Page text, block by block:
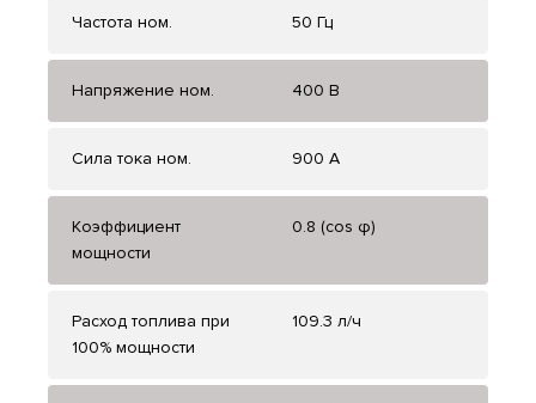
Частота ном. 50 Гц
Напряжение ном. 400 В
Сила тока ном. 900 А
Коэффициент
мощности
0.8 (cos φ)
Расход топлива при
100% мощности
109.3 л/ч